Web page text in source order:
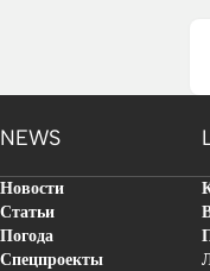
NEWS
Новости
Статьи
Погода
Спецпроекты